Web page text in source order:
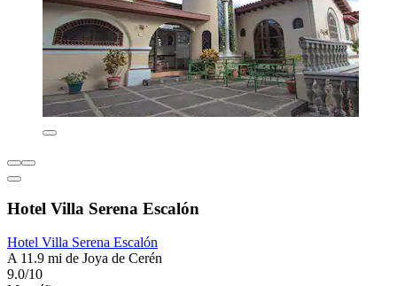
Hotel Villa Serena Escalón
Hotel Villa Serena Escalón
A 11.9 mi de Joya de Cerén
9.0/10